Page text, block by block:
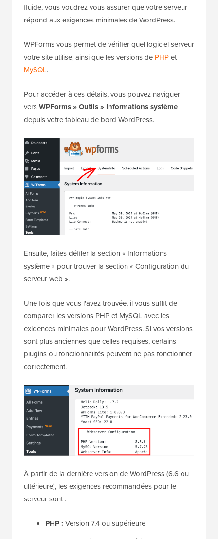
fluide, vous voudrez vous assurer que votre serveur
répond aux exigences minimales de WordPress.
WPForms vous permet de vérifier quel logiciel serveur
votre site utilise, ainsi que les versions de PHPet
MySQL.
Pour accéder à ces détails, vous pouvez naviguer
versWPForms » Outils » Informations système
depuis votre tableau de bord WordPress.
Ensuite, faites défiler la section « Informations
système » pour trouver la section « Configuration du
serveur web ».
Une fois que vous l'avez trouvée, il vous suffit de
comparer les versions PHP et MySQL avec les
exigences minimales pour WordPress. Si vos versions
sont plus anciennes que celles requises, certains
plugins ou fonctionnalités peuvent ne pas fonctionner
correctement.
À partir de la dernière version de WordPress (6.6 ou
ultérieure), les exigences recommandées pour le
serveur sont :
PHP : Version 7.4 ou supérieure